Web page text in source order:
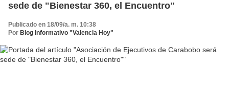
sede de "Bienestar 360, el Encuentro"
Publicado en 18/09/a. m. 10:38
Por Blog Informativo "Valencia Hoy"